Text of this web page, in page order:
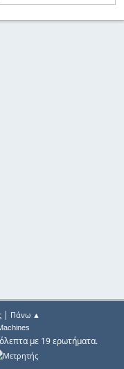
| Πάνω ▲
με 19 ερωτήματα.